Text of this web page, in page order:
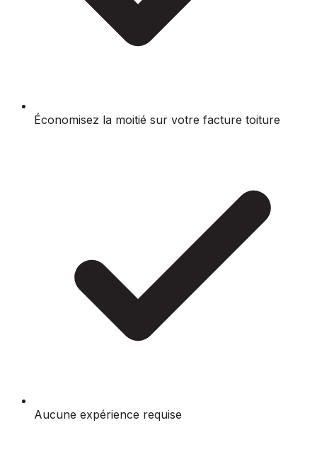
Économisez la moitié sur votre facture toiture
Aucune expérience requise